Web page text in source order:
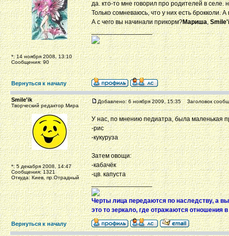
*: 14 ноября 2008, 13:10
Сообщения: 90
да. кто-то мне говорил про родителей в селе.
Только сомневаюсь, что у них есть брокколи. А
А с чего вы начинали прикорм?Мариша,
_________________
Вернуться к началу
Smile'ik
Творческий редактор Мира
*: 5 декабря 2008, 14:47
Сообщения: 1321
Откуда: Киев, пр.Отрадный
Добавлено: 6 ноября 2009, 15:35 Заголовок
У нас, по мнению педиатра, была маленькая
-рис
-кукуруза
Затем овощи:
-кабачёк
-цв. капуста
_________________
Черты лица передаются по наследству, а
это то зеркало, где отражаются отношения
Вернуться к началу